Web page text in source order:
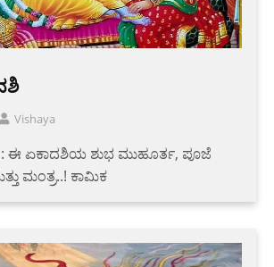
Vishaya
: ಈ ಏಕಾದಶಿಯ ಶುಭ ಮುಹೂರ್ತ, ಪೂಜೆ
ಮಂತ್ರ..! ಕಾಮಿಕ